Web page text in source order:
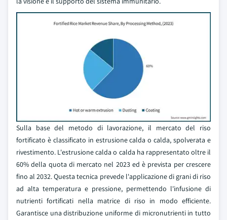
Sulla base del metodo di lavorazione, il mercato del riso
fortificato è classificato in estrusione calda o calda, spolverata e
rivestimento. L'estrusione calda o calda ha rappresentato oltre il
60% della quota di mercato nel 2023 ed è prevista per crescere
fino al 2032. Questa tecnica prevede l'applicazione di grani di riso
ad alta temperatura e pressione, permettendo l'infusione di
nutrienti fortificati nella matrice di riso in modo efficiente.
Garantisce una distribuzione uniforme di micronutrienti in tutto